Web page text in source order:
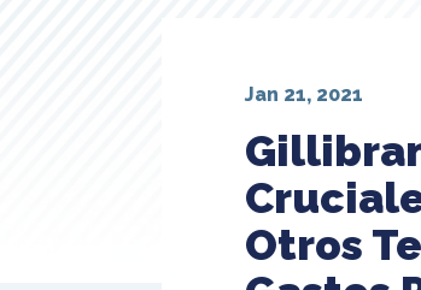
Otros
Jan 21, 2021